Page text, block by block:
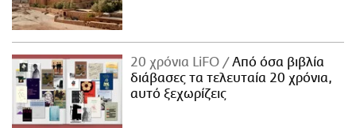
20 χρόνια LiFO
Από όσα βιβλία
διάβασες τα τελευταία 20 χρόνια,
αυτό ξεχωρίζεις